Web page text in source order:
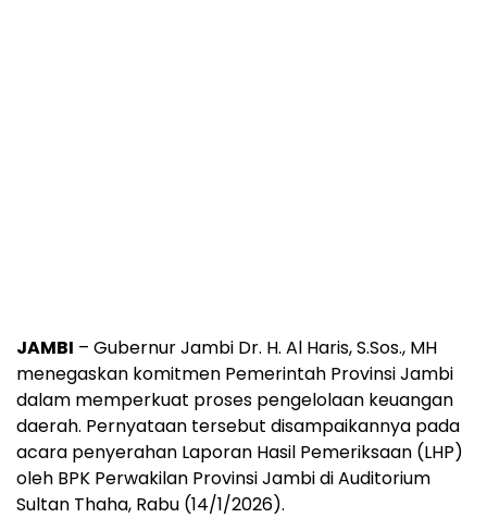
JAMBI – Gubernur Jambi Dr. H. Al Haris, S.Sos., MH
menegaskan komitmen Pemerintah Provinsi Jambi
dalam memperkuat proses pengelolaan keuangan
daerah. Pernyataan tersebut disampaikannya pada
acara penyerahan Laporan Hasil Pemeriksaan (LHP)
oleh BPK Perwakilan Provinsi Jambi di Auditorium
Sultan Thaha, Rabu (14/1/2026).